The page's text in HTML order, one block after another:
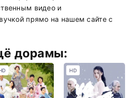
видео и
прямо на нашем сайте с
дорамы:
HD